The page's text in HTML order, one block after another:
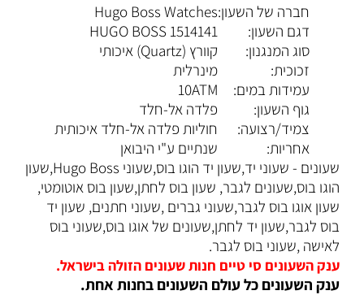
חברה של השעון:Hugo Boss Watches
דגם השעון:
HUGO BOSS 1514141
סוג המנגנון:
קוורץ (Quartz) איכותי
זכוכית:
מינרלית
עמידות במים:
10ATM
גוף השעון:
פלדה אל-חלד
צמיד/רצועה:
חוליות פלדה אל-חלד איכותית
אחריות:
שנתיים ע"י היבואן
שעונים - שעוני יד,שעון יד הוגו בוס,שעוני Hugo Boss,שעון
הוגו בוס,שעונים לגבר, שעון בוס לחתן,שעון בוס אוטומטי,
שעון אוגו בוס לגבר,שעוני גברים ,שעוני חתנים, שעון יד
בוס לגבר,שעון יד לחתן,שעונים של אוגו בוס,שעוני בוס
לאישה ,שעוני בוס לגבר.
ענק השעונים סי טיים חנות שעונים הזולה בישראל.
ענק השעונים כל עולם השעונים בחנות אחת.